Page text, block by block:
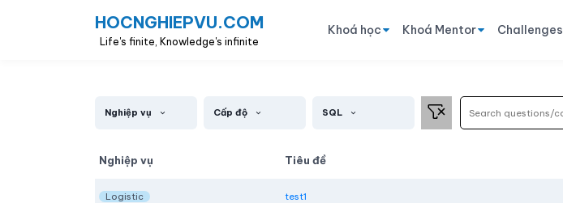
HOCNGHIEPVU.COM
Life's finite, Knowledge's infinite
Khoá học Khoá Mentor Challenges
Nghiệp vụ Cấp độ SQL
Nghiệp vụ Tiêu đề
Logistic test1